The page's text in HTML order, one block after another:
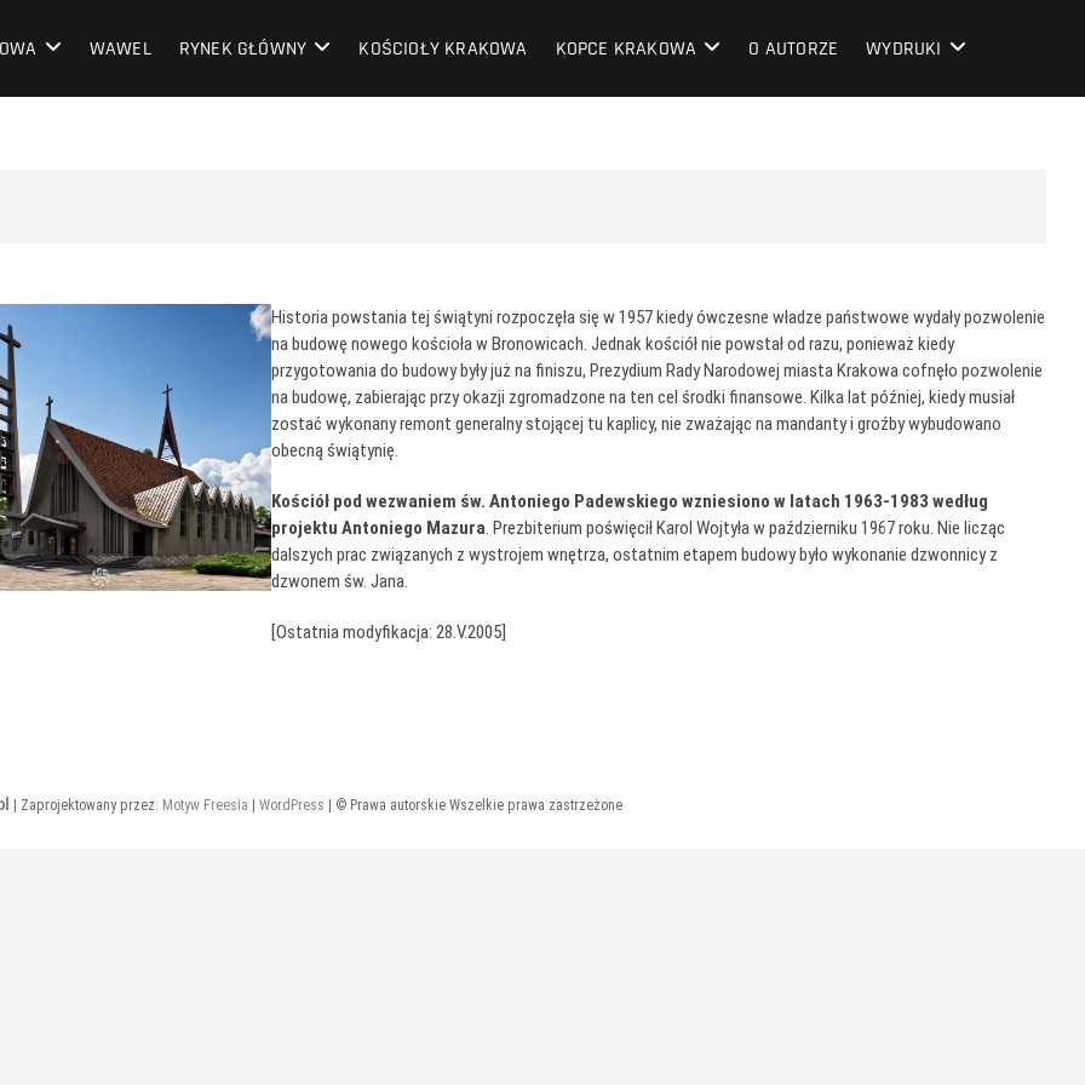
WAWEL RYNEK GŁÓWNY KOŚCIOŁY KRAKOWA KOPCE KRAKOWA O AUTORZE WYDRUKI
Historia powstania tej świątyni rozpoczęła się w 1957 kiedy ówczesne władze państwowe wydały pozwolenie
na budowę nowego kościoła w Bronowicach. Jednak kościół nie powstał od razu, ponieważ kiedy
przygotowania do budowy były już na finiszu, Prezydium Rady Narodowej miasta Krakowa cofnęło pozwolenie
na budowę, zabierając przy okazji zgromadzone na ten cel środki finansowe. Kilka lat później, kiedy musiał
zostać wykonany remont generalny stojącej tu kaplicy, nie zważając na mandanty i groźby wybudowano
obecną świątynię.
Kościół pod wezwaniem św. Antoniego Padewskiego wzniesiono w latach 1963-1983 według
projektu Antoniego Mazura. Prezbiterium poświęcił Karol Wojtyła w październiku 1967 roku. Nie licząc
dalszych prac związanych z wystrojem wnętrza, ostatnim etapem budowy było wykonanie dzwonnicy z
dzwonem św. Jana.
[Ostatnia modyfikacja: 28.V.2005]
| Zaprojektowany przez: Motyw Freesia WordPress | © Prawa autorskie Wszelkie prawa zastrzeżone